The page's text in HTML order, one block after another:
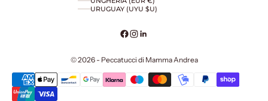
URUGUAY (UYU $U)
© 2026 - Peccatucci di Mamma Andrea